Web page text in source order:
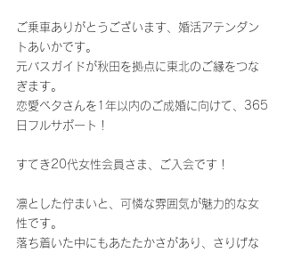
ご乗車ありがとうございます、婚活アテンダン
トあいかです。
元バスガイドが秋田を拠点に東北のご縁をつな
ぎます。
恋愛ベタさんを1年以内のご成婚に向けて、365
日フルサポート！
すてき20代女性会員さま、ご入会です！
凛とした佇まいと、可憐な雰囲気が魅力的な女
性です。
落ち着いた中にもあたたかさがあり、さりげな